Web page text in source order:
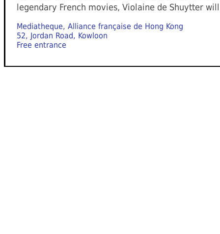
legendary French movies, Violaine de Shuytter
Mediatheque, Alliance française de Hong Kong
52, Jordan Road, Kowloon
Free entrance